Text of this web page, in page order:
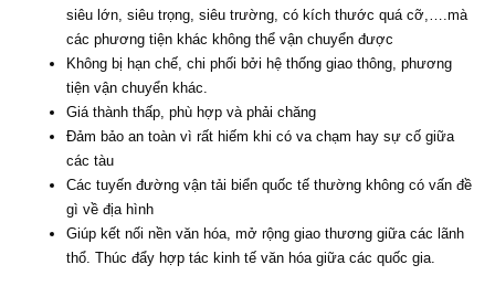
siêu lớn, siêu trọng, siêu trường, có kích thước quá cỡ,….mà
các phương tiện khác không thể vận chuyển được
Không bị hạn chế, chi phối bởi hệ thống giao thông, phương
tiện vận chuyển khác.
Giá thành thấp, phù hợp và phải chăng
Đảm bảo an toàn vì rất hiếm khi có va chạm hay sự cố giữa
các tàu
Các tuyến đường vận tải biển quốc tế thường không có vấn đề
gì về địa hình
Giúp kết nối nền văn hóa, mở rộng giao thương giữa các lãnh
thổ. Thúc đẩy hợp tác kinh tế văn hóa giữa các quốc gia.